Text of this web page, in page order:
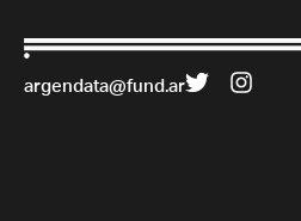
argendata@fund.ar